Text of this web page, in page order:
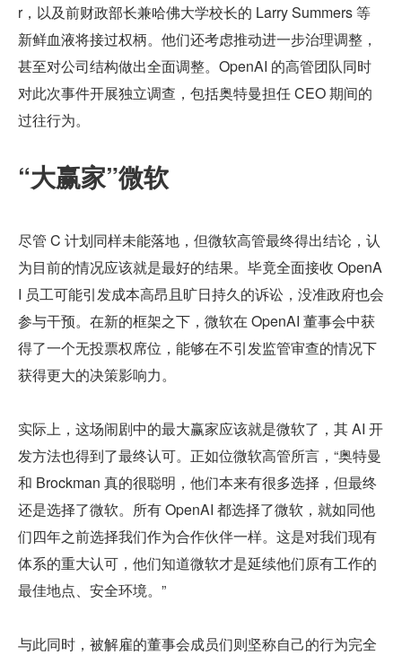
r，以及前财政部长兼哈佛大学校长的 Larry Summers 等
新鲜血液将接过权柄。他们还考虑推动进一步治理调整，
甚至对公司结构做出全面调整。OpenAI 的高管团队同时
对此次事件开展独立调查，包括奥特曼担任 CEO 期间的
过往行为。
“大赢家”微软
尽管 C 计划同样未能落地，但微软高管最终得出结论，认
为目前的情况应该就是最好的结果。毕竟全面接收 OpenA
I 员工可能引发成本高昂且旷日持久的诉讼，没准政府也会
参与干预。在新的框架之下，微软在 OpenAI 董事会中获
得了一个无投票权席位，能够在不引发监管审查的情况下
获得更大的决策影响力。
实际上，这场闹剧中的最大赢家应该就是微软了，其 AI 开
发方法也得到了最终认可。正如位微软高管所言，“奥特曼
和 Brockman 真的很聪明，他们本来有很多选择，但最终
还是选择了微软。所有 OpenAI 都选择了微软，就如同他
们四年之前选择我们作为合作伙伴一样。这是对我们现有
体系的重大认可，他们知道微软才是延续他们原有工作的
最佳地点、安全环境。”
与此同时，被解雇的董事会成员们则坚称自己的行为完全